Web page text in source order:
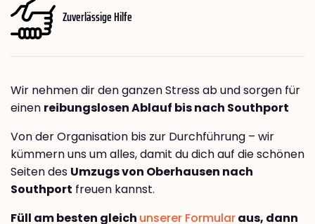
Zuverlässige Hilfe
Wir nehmen dir den ganzen Stress ab und sorgen für
einen reibungslosen Ablauf bis nach Southport
Von der Organisation bis zur Durchführung – wir
kümmern uns um alles, damit du dich auf die schönen
Seiten des Umzugs von Oberhausen nach
Southport freuen kannst.
Füll am besten gleich unserer Formularaus, dann